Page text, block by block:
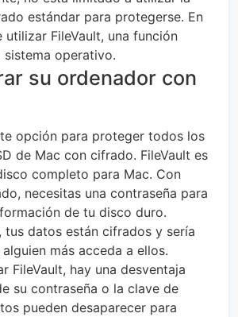
estándar para protegerse. En
utilizar FileVault, una función
sistema operativo.
su ordenador con
opción para proteger todos los
de Mac con cifrado. FileVault es
completo para Mac. Con
necesitas una contraseña para
de tu disco duro.
tus datos están cifrados y sería
más acceda a ellos.
FileVault, hay una desventaja
su contraseña o la clave de
pueden desaparecer para